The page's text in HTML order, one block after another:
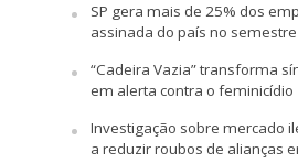
SP gera mais de 25% dos
assinada do país no semestre
“Cadeira Vazia” transforma
em alerta contra o feminicídio
Investigação sobre mercado
a reduzir roubos de alianças